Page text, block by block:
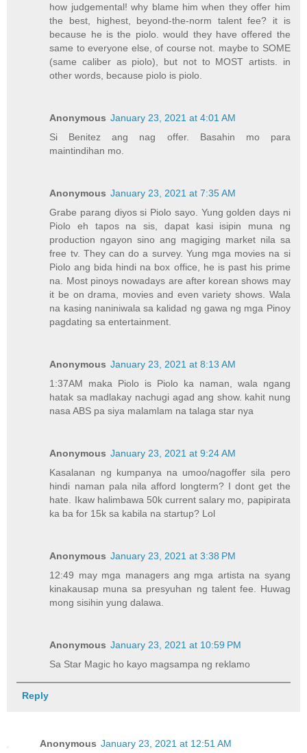
how judgemental! why blame him when they offer him
the best, highest, beyond-the-norm talent fee? it is
because he is the piolo. would they have offered the
same to everyone else, of course not. maybe to SOME
(same caliber as piolo), but not to MOST artists. in
other words, because piolo is piolo.
Anonymous January 23, 2021 at 4:01 AM
Si Benitez ang nag offer. Basahin mo para
maintindihan mo.
Anonymous January 23, 2021 at 7:35 AM
Grabe parang diyos si Piolo sayo. Yung golden days ni
Piolo eh tapos na sis, dapat kasi isipin muna ng
production ngayon sino ang magiging market nila sa
free tv. They can do a survey. Yung mga movies na si
Piolo ang bida hindi na box office, he is past his prime
na. Most pinoys nowadays are after korean shows may
it be on drama, movies and even variety shows. Wala
na kasing naniniwala sa kalidad ng gawa ng mga Pinoy
pagdating sa entertainment.
Anonymous January 23, 2021 at 8:13 AM
1:37AM maka Piolo is Piolo ka naman, wala ngang
hatak sa madlakay nachugi agad ang show. kahit nung
nasa ABS pa siya malamlam na talaga star nya
Anonymous January 23, 2021 at 9:24 AM
Kasalanan ng kumpanya na umoo/nagoffer sila pero
hindi naman pala nila afford longterm? I dont get the
hate. Ikaw halimbawa 50k current salary mo, papipirata
ka ba for 15k sa kabila na startup? Lol
Anonymous January 23, 2021 at 3:38 PM
12:49 may mga managers ang mga artista na syang
kinakausap muna sa presyuhan ng talent fee. Huwag
mong sisihin yung dalawa.
Anonymous January 23, 2021 at 10:59 PM
Sa Star Magic ho kayo magsampa ng reklamo
Reply
Anonymous January 23, 2021 at 12:51 AM